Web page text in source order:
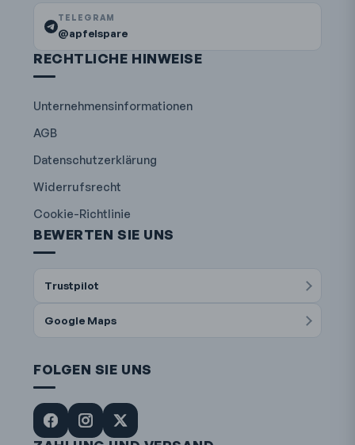
TELEGRAM
@apfelspare
RECHTLICHE HINWEISE
Unternehmensinformationen
AGB
Datenschutzerklärung
Widerrufsrecht
Cookie-Richtlinie
BEWERTEN SIE UNS
Trustpilot
Google Maps
FOLGEN SIE UNS